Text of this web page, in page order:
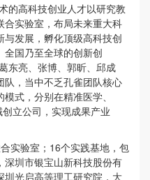
的高科技创业人才以研究教
实验室，布局未来重大科
发展，孵化顶级高科技创
全国乃至全球的创新创
东亮、张博、郭昕、邱成
，当中不乏孔雀团队核心
式，分别在精准医学、
立公司，实现成果产业
实验室；16个实践基地，包
圳市银宝山新科技股份有
光启高等理工研究院，大